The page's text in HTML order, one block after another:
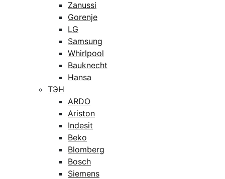
Zanussi
Gorenje
LG
Samsung
Whirlpool
Bauknecht
Hansa
ТЭН
ARDO
Ariston
Indesit
Beko
Blomberg
Bosch
Siemens